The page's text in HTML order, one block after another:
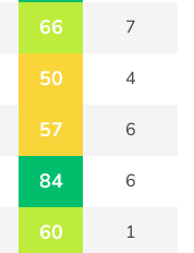
66 7
50 4
57 6
84 6
60 1